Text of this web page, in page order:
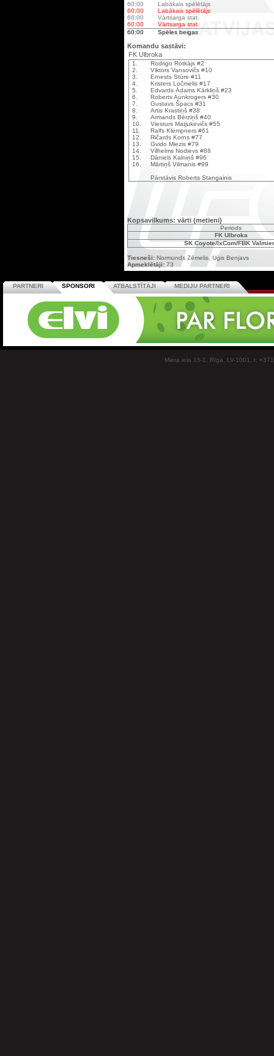
60:00
Labākais spēlētājs
60:00
Labākais spēlētājs
60:00
Vārtsarga stat.
60:00
Vārtsarga stat.
60:00
Spēles beigas
Komandu sastāvi:
FK Ulbroka
1.
Rodrigo Rotkājs #2
2.
Viktors Vansovičs #10
3.
Ernests Stūre #11
4.
Kristers Ločmelis #17
5.
Edvards Ādams Kārkliņš #23
6.
Roberts Aunkrogers #30
7.
Gustavs Špacs #31
8.
Artis Krastiņš #38
9.
Armands Bērziņš #40
10.
Viesturs Matjukevičs #55
11.
Ralfs Klempners #61
12.
Ričards Korns #77
13.
Gvido Miezis #79
14.
Vilhelms Nodievs #88
15.
Dāniels Kalniņš #96
16.
Mārtiņš Vilmanis #99
Pārstāvis Roberts Stangainis
Kopsavilkums: vārti (metieni)
Periods
FK Ulbroka
SK Coyote/IxCom/FBK
Tiesneši: Normunds Zēmelis, Uģis Benjavs
Apmeklētāji: 73
PARTNERI SPONSORI ATBALSTĪTĀJI MEDIJU PARTNERI
Miera iela 15-1, Rīga, LV-1001, t: